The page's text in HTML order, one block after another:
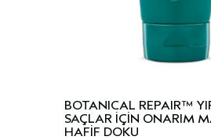
BOTANICAL REPAIR™
SAÇLAR İÇİN ONARIM
HAFİF DOKU